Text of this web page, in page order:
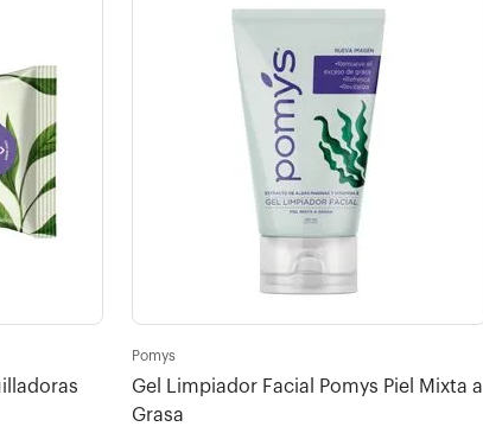
Pomys
Gel Limpiador Facial Pomys Piel Mixta a
Grasa